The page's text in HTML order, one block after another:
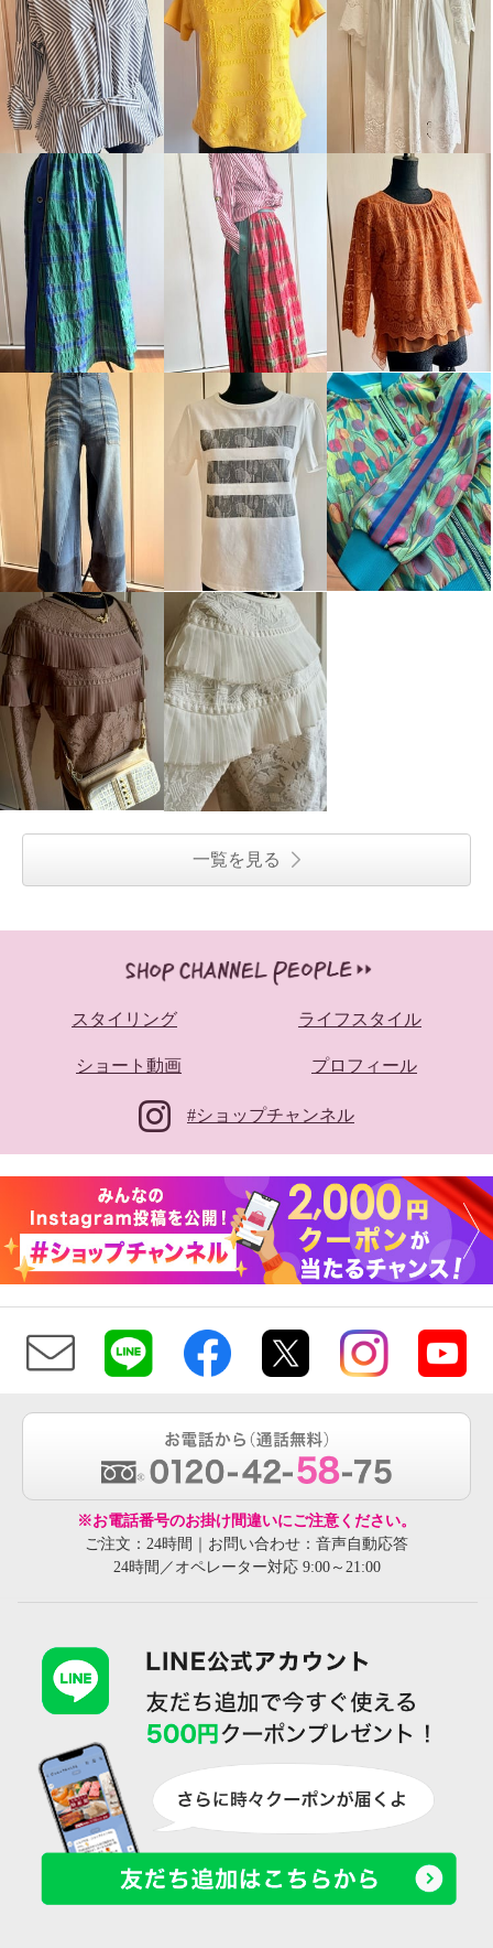
一覧を見る
スタイリング ライフスタイル
ショート動画 プロフィール
#ショップチャンネル
※お電話番号のお掛け間違いにご注意ください。
ご注文：24時間｜お問い合わせ：音声自動応答
24時間／オペレーター対応 9:00～21:00